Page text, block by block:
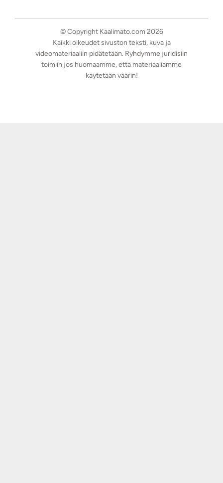
© Copyright Kaalimato.com 2026
Kaikki oikeudet sivuston teksti, kuva ja
videomateriaaliin pidätetään. Ryhdymme juridisiin
toimiin jos huomaamme, että materiaaliamme
käytetään väärin!